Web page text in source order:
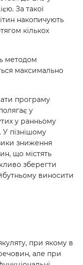
За такої
накопичують
кількох
методом
максимально
програму
у
у ранньому
У пізнішому
зниження
що містять
зберегти
виносити
при якому в
але при